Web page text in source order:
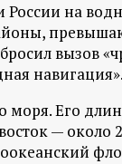
на
вызов
навигация».
Его
— около